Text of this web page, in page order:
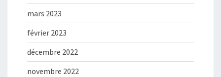
mars 2023
février 2023
décembre 2022
novembre 2022